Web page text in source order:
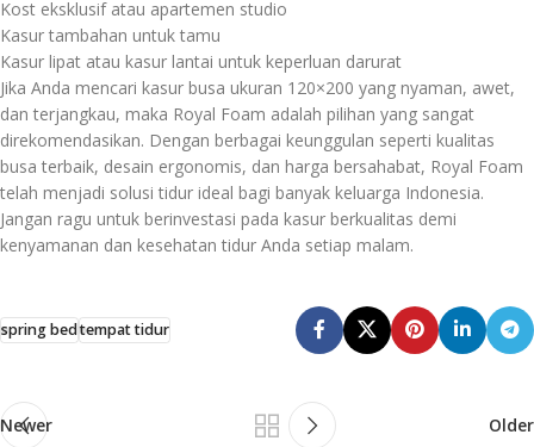
Kost eksklusif atau apartemen studio
Kasur tambahan untuk tamu
Kasur lipat atau kasur lantai untuk keperluan darurat
Jika Anda mencari kasur busa ukuran 120×200 yang nyaman, awet,
dan terjangkau, maka Royal Foam adalah pilihan yang sangat
direkomendasikan. Dengan berbagai keunggulan seperti kualitas
busa terbaik, desain ergonomis, dan harga bersahabat, Royal Foam
telah menjadi solusi tidur ideal bagi banyak keluarga Indonesia.
Jangan ragu untuk berinvestasi pada kasur berkualitas demi
kenyamanan dan kesehatan tidur Anda setiap malam.
spring bedtempat tidur
Newer Older